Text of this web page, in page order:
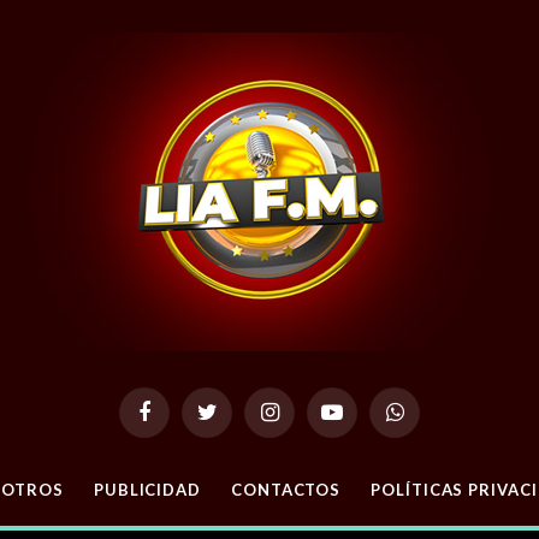
FacebookTwitter InstagramYouTubeWhatsApp
PUBLICIDAD CONTACTOS POLÍTICAS